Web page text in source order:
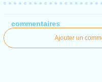
commentaires
Ajouter un